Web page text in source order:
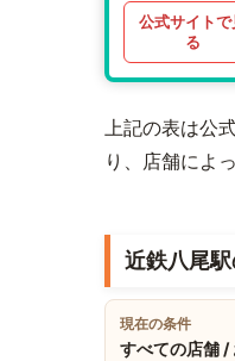
公式サイトで
る
上記の表は公
り、店舗によ
近鉄八尾
現在の条件
すべての店舗 /